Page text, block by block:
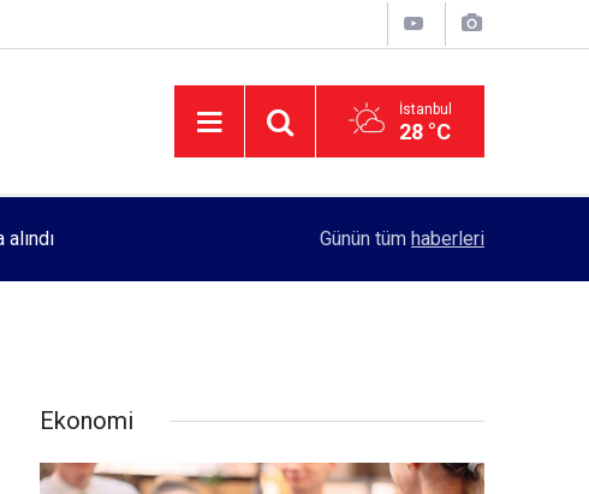
İstanbul
28 °C
Rektörlük, kadın öğrencilerin güvenliği için
Günün tüm haberleri
Ekonomi